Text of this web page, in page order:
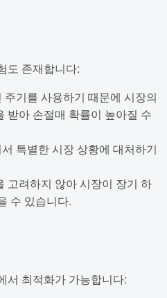
도 존재합니다:
기를 사용하기 때문에 시장의
받아 손절매 확률이 높아질 수
특별한 시장 상황에 대처하기
고려하지 않아 시장이 장기 하
수 있습니다.
서 최적화가 가능합니다: